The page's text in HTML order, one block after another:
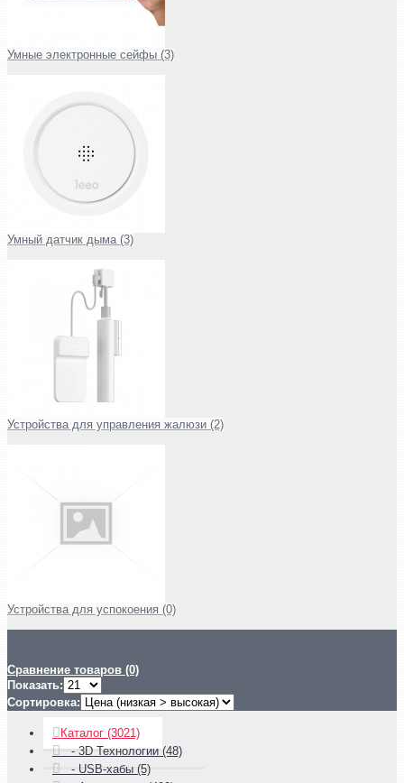
Умные электронные сейфы (3)
Умный датчик дыма (3)
Устройства для управления жалюзи (2)
Устройства для успокоения (0)
Сравнение товаров (0)
Показать:
Сортировка:
Каталог (3021)
- 3D Технологии (48)
- USB-хабы (5)